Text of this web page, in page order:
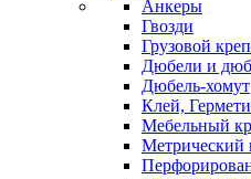
Анкеры
Гвозди
Грузовой
Дюбели и
Дюбель-хомут
Клей,
Мебельный
Метрический